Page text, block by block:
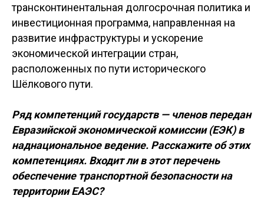
трансконтинентальная долгосрочная политика и
инвестиционная программа, направленная на
развитие инфраструктуры и ускорение
экономической интеграции стран,
расположенных по пути исторического
Шёлкового пути.
Ряд компетенций государств — членов передан
Евразийской экономической комиссии (ЕЭК) в
наднациональное ведение. Расскажите об этих
компетенциях. Входит ли в этот перечень
обеспечение транспортной безопасности на
территории ЕАЭС?